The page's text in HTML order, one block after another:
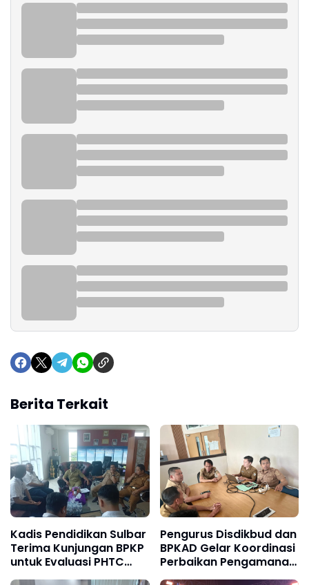
Berita Terkait
Kadis Pendidikan Sulbar
Terima Kunjungan BPKP
untuk Evaluasi PHTC
Bidang Pendidikan
Pengurus Disdikbud dan
BPKAD Gelar Koordinasi
Perbaikan Pengamanan
Aset Pendidikan